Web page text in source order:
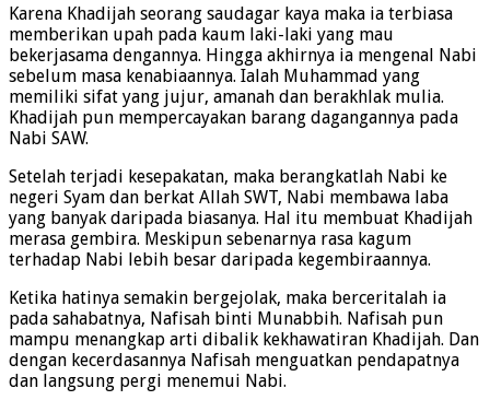
Karena Khadijah seorang saudagar kaya maka ia terbiasa
memberikan upah pada kaum laki-laki yang mau
bekerjasama dengannya. Hingga akhirnya ia mengenal Nabi
sebelum masa kenabiaannya. Ialah Muhammad yang
memiliki sifat yang jujur, amanah dan berakhlak mulia.
Khadijah pun mempercayakan barang dagangannya pada
Nabi SAW.
Setelah terjadi kesepakatan, maka berangkatlah Nabi ke
negeri Syam dan berkat Allah SWT, Nabi membawa laba
yang banyak daripada biasanya. Hal itu membuat Khadijah
merasa gembira. Meskipun sebenarnya rasa kagum
terhadap Nabi lebih besar daripada kegembiraannya.
Ketika hatinya semakin bergejolak, maka berceritalah ia
pada sahabatnya, Nafisah binti Munabbih. Nafisah pun
mampu menangkap arti dibalik kekhawatiran Khadijah. Dan
dengan kecerdasannya Nafisah menguatkan pendapatnya
dan langsung pergi menemui Nabi.